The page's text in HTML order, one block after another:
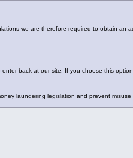
we are therefore required to obtain an
back at our site. If you choose this
laundering legislation and prevent misuse